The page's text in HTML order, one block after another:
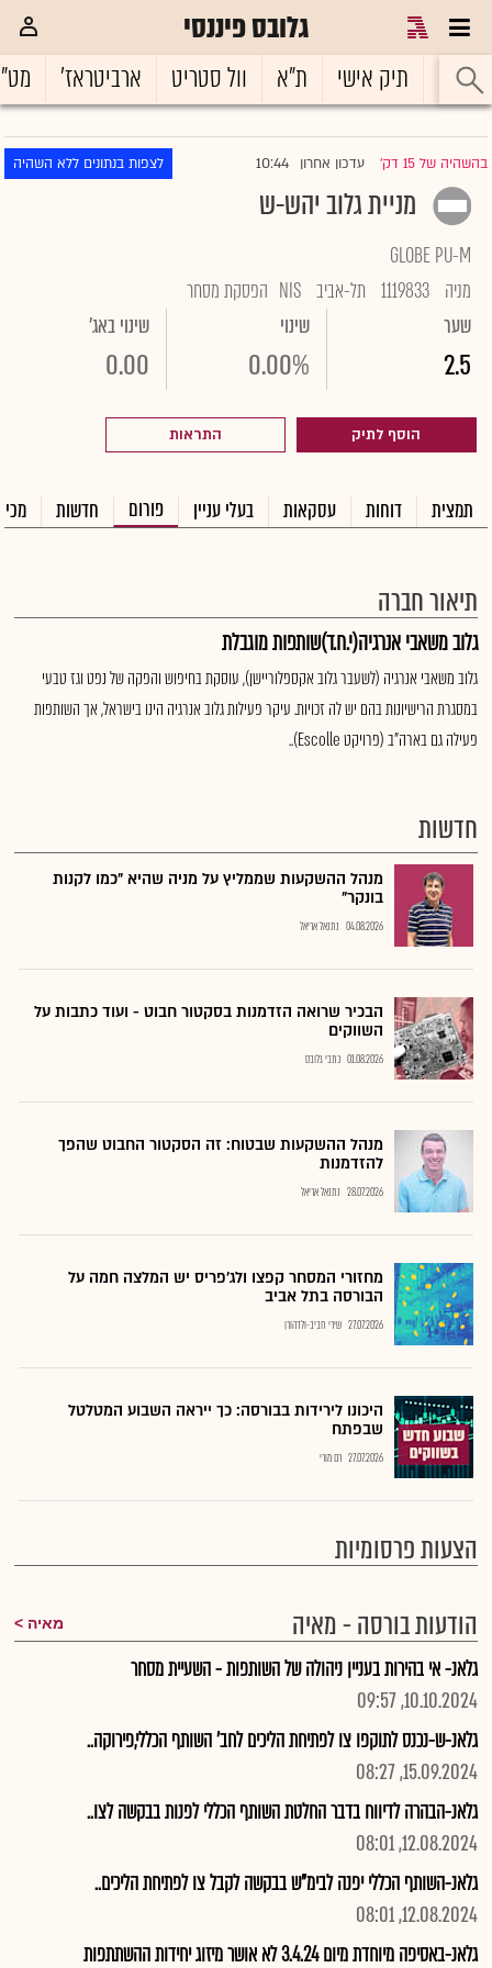
גלובס פיננסי
ראשי תיק אישי ת"א וול סטריט ארביטראז'
בהשהיה של 15 דק' |עדכון אחרון 10:44 לצפות בנתונים ללא השהיה
מניית גלוב יהש-ש
GLOBE PU-M
מניה 1119833 תל-אביב NIS הפסקת מסחר
שער
2.5
שינוי
0.00%
שינוי באג'
0.00
הוסף לתיק התראות
תמצית דוחות עסקאות בעלי עניין פורום חדשות
תיאור חברה
גלוב משאבי אנרגיה(י.ח.ד)שותפות מוגבלת
גלוב משאבי אנרגיה (לשעבר גלוב אקספלוריישן), עוסקת בחיפוש והפקה של נפט וגז טבעי
במסגרת הרישיונות בהם יש לה זכויות. עיקר פעילות גלוב אנרגיה הינו בישראל, אך השותפות
פעילה גם בארה"ב (פרויקט Escolle)..
חדשות
מנהל ההשקעות שממליץ על מניה שהיא "כמו לקנות
בונקר"
04.08.2026 נתנאל אריאל
הבכיר שרואה הזדמנות בסקטור חבוט - ועוד כתבות על
השווקים
01.08.2026 כתבי גלובס
מנהל ההשקעות שבטוח: זה הסקטור החבוט שהפך
להזדמנות
28.07.2026 נתנאל אריאל
מחזורי המסחר קפצו ולג'פריס יש המלצה חמה על
הבורסה בתל אביב
27.07.2026 שירי חביב-ולדהורן
היכונו לירידות בבורסה: כך ייראה השבוע המטלטל
שבפתח
27.07.2026 רם מורי
הצעות פרסומיות
הודעות בורסה - מאיה
מאיה
גלאנ- אי בהירות בעניין ניהולה של השותפות - השעיית מסחר
10.10.2024, 09:57
גלאנ-ש-נכנס לתוקפו צו לפתיחת הליכים לחב' השותף הכללי,פירוקה..
15.09.2024, 08:27
גלאנ-הבהרה לדיווח בדבר החלטת השותף הכללי לפנות בבקשה לצו..
12.08.2024, 08:01
גלאנ-השותף הכללי יפנה לבימ"ש בבקשה לקבל צו לפתיחת הליכים..
12.08.2024, 08:01
גלאנ-באסיפה מיוחדת מיום 3.4.24 לא אושר מיזוג יחידות ההשתתפות